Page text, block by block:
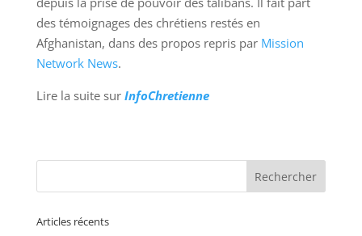
des témoignages des chrétiens restés en
Afghanistan, dans des propos repris par Mission
Network News.
Lire la suite sur InfoChretienne
Articles récents